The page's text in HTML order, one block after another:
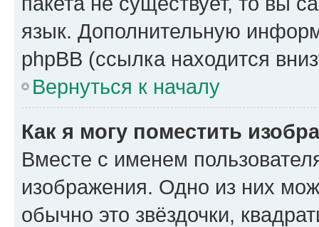
язык. Дополнительную
phpBB (ссылка находится
Вернуться к началу
Как я могу поместить
Вместе с именем
изображения. Одно из них
обычно это звёздочки,